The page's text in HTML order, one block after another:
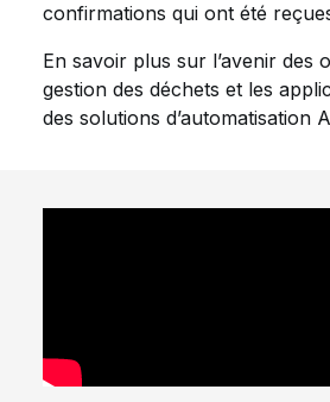
confirmations qui ont été
En savoir plus sur l’avenir des
gestion des déchets et les
des solutions d’automatisation